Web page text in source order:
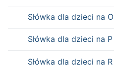
Słówka dla dzieci na O
Słówka dla dzieci na P
Słówka dla dzieci na R